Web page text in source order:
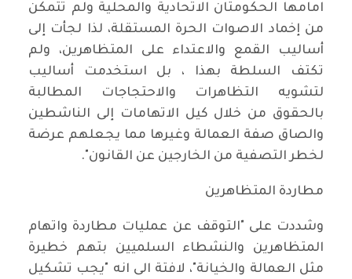
امامها الحكومتان الاتحادية والمحلية ولم تتمكن
من إخماد الاصوات الحرة المستقلة، لذا لجأت إلى
أساليب القمع والاعتداء على المتظاهرين، ولم
تكتف السلطة بهذا ، بل استخدمت أساليب
لتشويه التظاهرات والاحتجاجات المطالبة
بالحقوق من خلال كيل الاتهامات إلى الناشطين
والصاق صفة العمالة وغيرها مما يجعلهم عرضة
لخطر التصفية من الخارجين عن القانون".
مطاردة المتظاهرين
وشددت على "التوقف عن عمليات مطاردة واتهام
المتظاهرين والنشطاء السلميين بتهم خطيرة
مثل العمالة والخيانة"، لافتة الى انه "يجب تشكيل